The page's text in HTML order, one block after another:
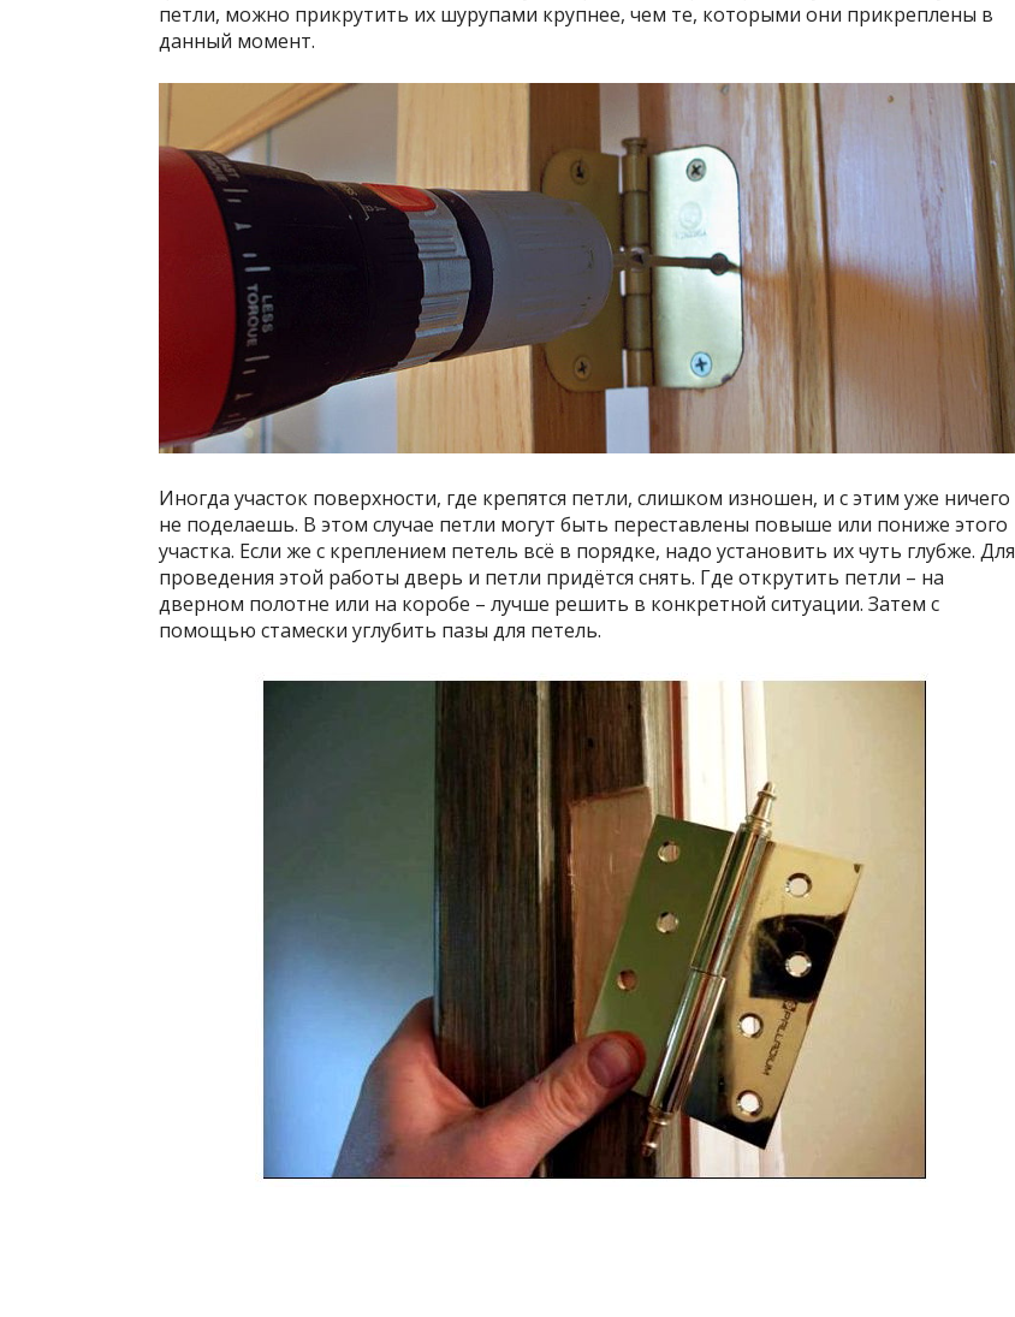
петли, можно прикрутить их шурупами крупнее, чем те, которыми они прикреплены в
данный момент.
Иногда участок поверхности, где крепятся петли, слишком изношен, и с этим уже ничего
не поделаешь. В этом случае петли могут быть переставлены повыше или пониже этого
участка. Если же с креплением петель всё в порядке, надо установить их чуть глубже. Для
проведения этой работы дверь и петли придётся снять. Где открутить петли – на
дверном полотне или на коробе – лучше решить в конкретной ситуации. Затем с
помощью стамески углубить пазы для петель.